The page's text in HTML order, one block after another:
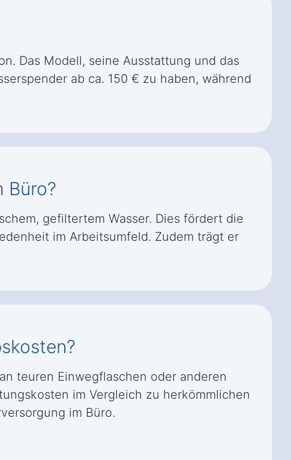
Das Modell, seine Ausstattung und das
ab ca. 150 € zu haben, während
Büro?
gefiltertem Wasser. Dies fördert die
im Arbeitsumfeld. Zudem trägt er
teuren Einwegflaschen oder anderen
im Vergleich zu herkömmlichen
im Büro.